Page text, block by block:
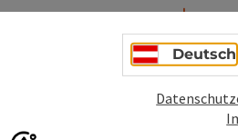
Deutsch